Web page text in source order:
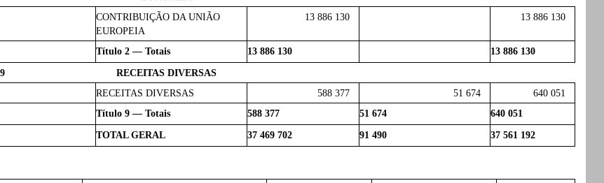
CONTRIBUIÇÃO DA UNIÃO
EUROPEIA
13 886 130 13 886 130
Título 2 — Totais 13 886 130
13 886 130
9
RECEITAS DIVERSAS
RECEITAS DIVERSAS 588 377 51 674
640 051
Título 9 — Totais
588 377 51 674
640 051
TOTAL GERAL
37 469 702 91 490 37 561 192